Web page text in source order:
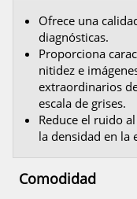
Ofrece una
diagnósticas.
Proporciona
nitidez e
extraordinarios
escala de grises.
Reduce el ruido
la densidad en la
Comodidad